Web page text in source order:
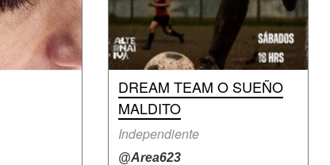
DREAM TEAM O SUEÑO
MALDITO
Independiente
@Area623